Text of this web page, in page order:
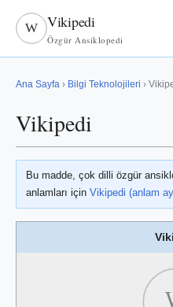
W Vikipedi
Özgür Ansiklopedi
Ana Sayfa › Bilgi Teknolojileri ›
Vikipedi
Bu madde, çok dilli özgür
anlamları için Vikipedi (anlam